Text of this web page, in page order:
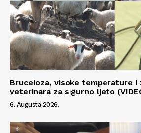
Bruceloza, visoke temperature i
veterinara za sigurno ljeto
6. Augusta 2026.